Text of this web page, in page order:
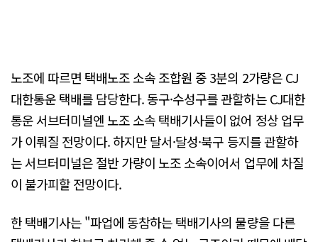
노조에 따르면 택배노조 소속 조합원 중 3분의 2가량은 CJ
대한통운 택배를 담당한다. 동구·수성구를 관할하는 CJ대한
통운 서브터미널엔 노조 소속 택배기사들이 없어 정상 업무
가 이뤄질 전망이다. 하지만 달서·달성·북구 등지를 관할하
는 서브터미널은 절반 가량이 노조 소속이어서 업무에 차질
이 불가피할 전망이다.
한 택배기사는 "파업에 동참하는 택배기사의 물량을 다른